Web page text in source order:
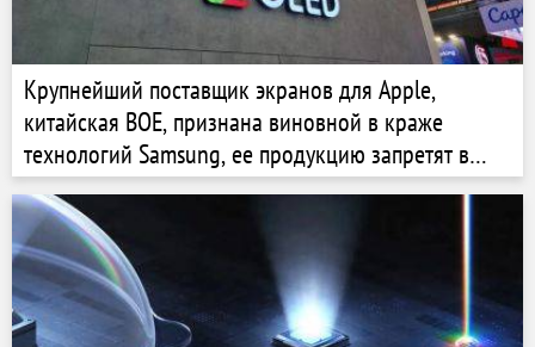
Крупнейший поставщик экранов для Apple,
китайская BOE, признана виновной в краже
технологий Samsung, ее продукцию запретят в
США